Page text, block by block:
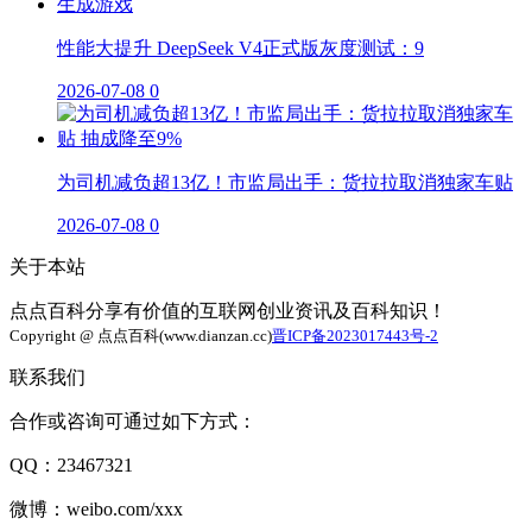
性能大提升 DeepSeek V4正式版灰度测试：9
2026-07-08 0
为司机减负超13亿！市监局出手：货拉拉取消独家车贴
2026-07-08 0
关于本站
点点百科分享有价值的互联网创业资讯及百科知识！
Copyright @ 点点百科(www.dianzan.cc)晋ICP备2023017443号-2
联系我们
合作或咨询可通过如下方式：
QQ：23467321
微博：weibo.com/xxx